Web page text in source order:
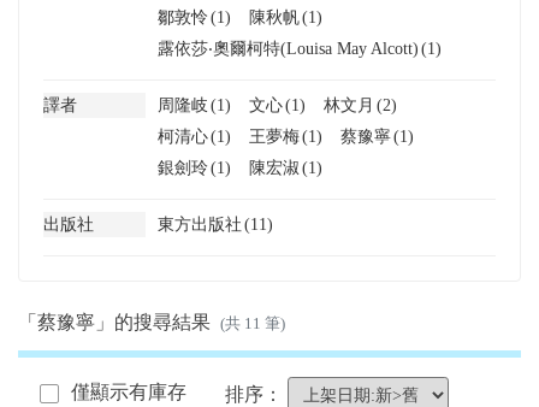
鄒敦怜(1) 陳秋帆(1)
露依莎‧奧爾柯特(Louisa May Alcott)(1)
譯者 周隆岐(1) 文心(1) 林文月 (2)
柯清心(1) 王夢梅(1) 蔡豫寧(1)
銀劍玲(1) 陳宏淑(1)
出版社 東方出版社(11)
「蔡豫寧」的搜尋結果 (共 11 筆)
僅顯示有庫存 排序：